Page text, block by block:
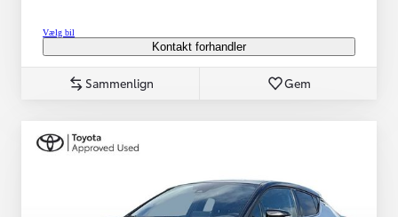
Vælg bil
Kontakt forhandler
Sammenlign Gem